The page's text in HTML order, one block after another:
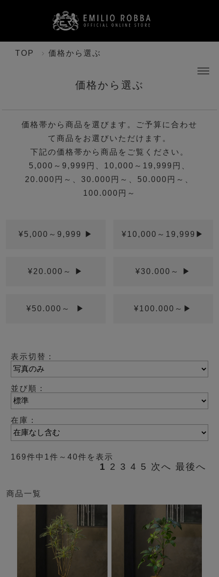
TOP 価格から選ぶ
価格から選ぶ
価格帯から商品を選びます。ご予算に合わせ
て商品をお選びいただけます。
下記の価格帯から商品をご覧ください。
5,000～9,999円、10,000～19,999円、
20.000円～、30.000円～、50.000円～、
100.000円～
¥5,000～9,999 ▶ ¥10,000～19,999▶
¥20.000～ ▶ ¥30.000～ ▶
¥50.000～ ▶ ¥100.000～▶
表示切替：
並び順：
在庫：
169件中1件～40件を表示
1 2 3 4 5 次へ 最後へ
商品一覧